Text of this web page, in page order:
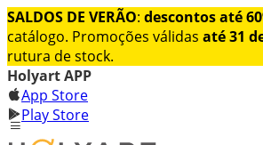
SALDOS DE VERÃO: descontos até
catálogo. Promoções válidas até 31
rutura de stock.
Holyart APP
App Store
Play Store